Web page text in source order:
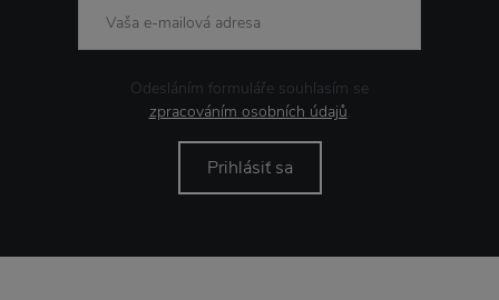
Odesláním formuláře souhlasím se
zpracováním osobních údajů.
Prihlásiť sa